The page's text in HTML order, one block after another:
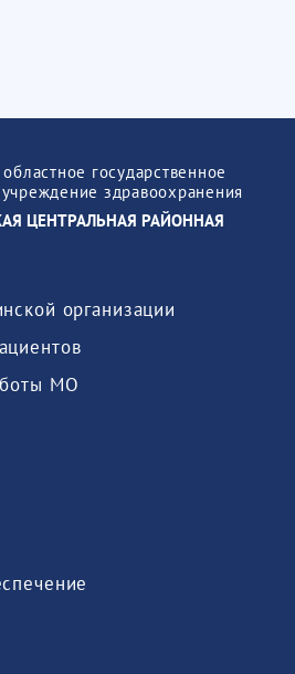
государственное
здравоохранения
ЦЕНТРАЛЬНАЯ РАЙОННАЯ
организации
МО